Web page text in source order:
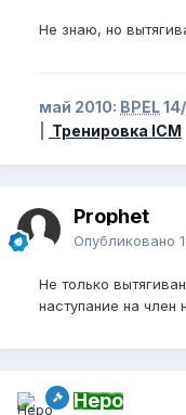
Не знаю, но
май 2010: BPEL14/
Тренировка ICM
Prophet
Опубликовано
Не только
наступание на член
Неро